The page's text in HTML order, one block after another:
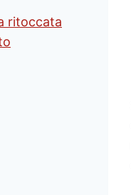
ritoccata